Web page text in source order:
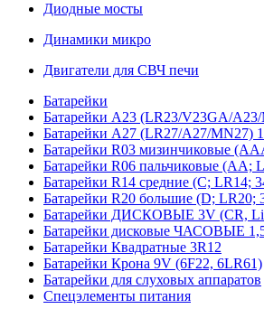
Диодные мосты
Динамики микро
Двигатели для СВЧ печи
Батарейки
Батарейки A23 (LR23/V23GA/
Батарейки A27 (LR27/A27/MN27)
Батарейки R03 мизинчиковые
Батарейки R06 пальчиковые (AA;
Батарейки R14 средние (C; LR14;
Батарейки R20 большие (D; LR20;
Батарейки ДИСКОВЫЕ 3V (CR,
Батарейки дисковые ЧАСОВЫЕ
Батарейки Квадратные 3R12
Батарейки Крона 9V (6F22, 6LR61)
Батарейки для слуховых аппаратов
Спецэлементы питания